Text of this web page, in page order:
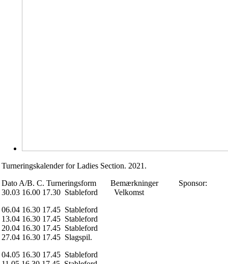
Turneringskalender for Ladies Section. 2021.
Dato A/B. C. Turneringsform Bemærkninger Sponsor:
30.03 16.00 17.30 Stableford Velkomst
06.04 16.30 17.45 Stableford
13.04 16.30 17.45 Stableford
20.04 16.30 17.45 Stableford
27.04 16.30 17.45 Slagspil.
04.05 16.30 17.45 Stableford